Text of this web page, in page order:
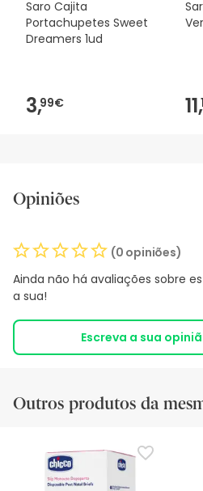
Saro Cajita
Portachupetes Sweet
Dreamers 1ud
3,99€ 11,
Opiniões
(0 opiniões)
Ainda não há avaliações sobre
a sua!
Escreva a sua
Outros produtos da